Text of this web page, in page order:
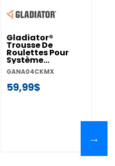
Gladiator®
Trousse De
Roulettes Pour
Système
D'armoire Flex
GANA04CKMX
GANA04CKMX
59,99$
→